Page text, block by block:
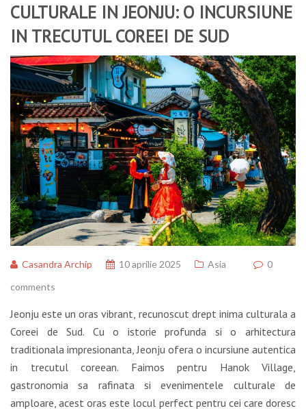
CULTURALE IN JEONJU: O INCURSIUNE
IN TRECUTUL COREEI DE SUD
Casandra Archip 10 aprilie 2025 Asia
0
comments
Jeonju este un oras vibrant, recunoscut drept inima culturala a
Coreei de Sud. Cu o istorie profunda si o arhitectura
traditionala impresionanta, Jeonju ofera o incursiune autentica
in trecutul coreean. Faimos pentru Hanok Village,
gastronomia sa rafinata si evenimentele culturale de
amploare, acest oras este locul perfect pentru cei care doresc